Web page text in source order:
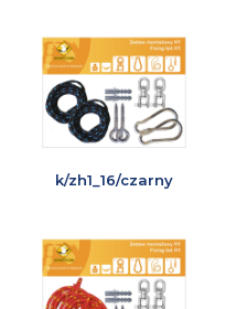
k/zh1_16/czarny